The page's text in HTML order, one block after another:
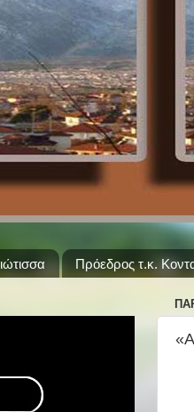
Πρόεδρος τ.κ.